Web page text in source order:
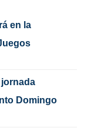
en la
jornada
Domingo